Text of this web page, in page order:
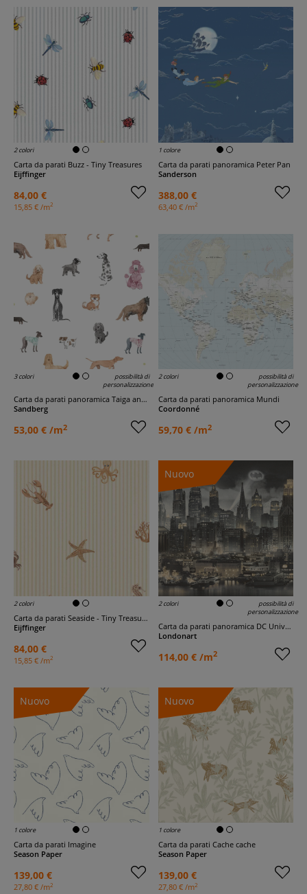
2 colori
Carta da parati Buzz - Tiny Treasures
Eijffinger
84,00 €
15,85 € /m2
1 colore
Carta da parati panoramica Peter Pan
Sanderson
388,00 €
63,40 € /m2
3 colori
possibilità di
personalizzazione
Carta da parati panoramica Taiga and Friends
Sandberg
53,00 € /m2
2 colori
possibilità di
personalizzazione
Carta da parati panoramica Mundi
Coordonné
59,70 € /m2
2 colori
Carta da parati Seaside - Tiny Treasures
Eijffinger
84,00 €
15,85 € /m2
Nuovo
2 colori
possibilità di
personalizzazione
Carta da parati panoramica DC Universe 501
Londonart
114,00 € /m2
Nuovo
1 colore
Carta da parati Imagine
Season Paper
139,00 €
27,80 € /m2
Nuovo
1 colore
Carta da parati Cache cache
Season Paper
139,00 €
27,80 € /m2